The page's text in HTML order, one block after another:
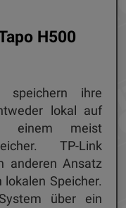
H500
speichern ihre
lokal auf
einem meist
TP-Link
anderen Ansatz
Speicher.
über ein